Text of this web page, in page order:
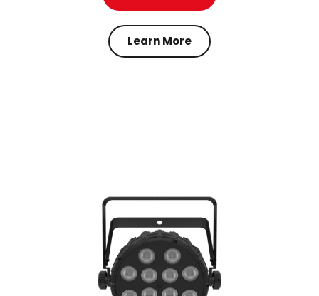
Learn More